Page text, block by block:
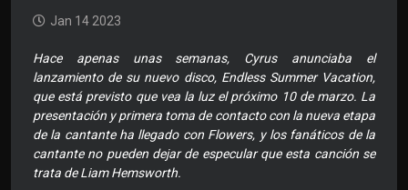
Jan 14 2023
Hace apenas unas semanas, Cyrus anunciaba el
lanzamiento de su nuevo disco, Endless Summer Vacation,
que está previsto que vea la luz el próximo 10 de marzo. La
presentación y primera toma de contacto con la nueva etapa
de la cantante ha llegado con Flowers, y los fanáticos de la
cantante no pueden dejar de especular que esta canción se
trata de Liam Hemsworth.